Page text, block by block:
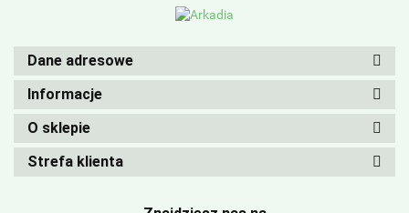
Dane adresowe
Informacje
O sklepie
Strefa klienta